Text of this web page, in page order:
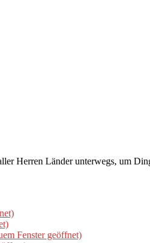
Herren Länder unterwegs, um
Fenster geöffnet)